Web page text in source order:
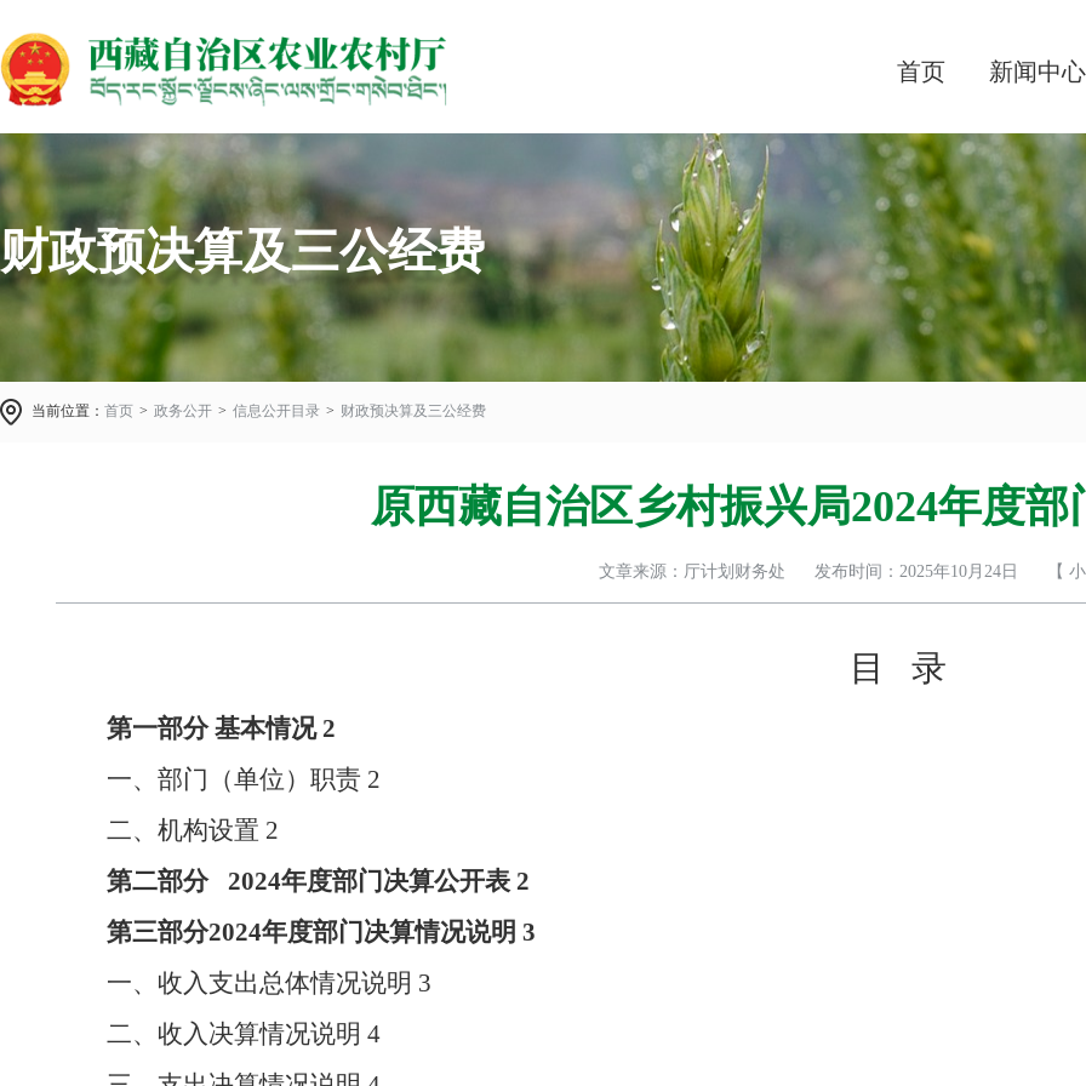
首页 新闻中心
财政预决算及三公经费
当前位置： 首页 > 政务公开 > 信息公开目录 > 财政预决算及三公经费
原西藏自治区乡村振兴局2024年度
文章来源：厅计划财务处 发布时间：2025年10月24日 【 小
目 录
第一部分 基本情况 2
一、部门（单位）职责 2
二、机构设置 2
第二部分
2024年度部门决算公开表 2
第三部分2024年度部门决算情况说明 3
一、收入支出总体情况说明 3
二、收入决算情况说明 4